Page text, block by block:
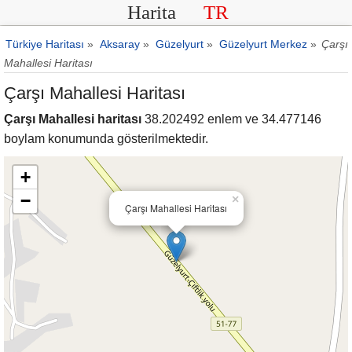
Harita TR
Türkiye Haritası » Aksaray » Güzelyurt » Güzelyurt Merkez » Çarşı
Mahallesi Haritası
Çarşı Mahallesi Haritası
Çarşı Mahallesi haritası 38.202492 enlem ve 34.477146
boylam konumunda gösterilmektedir.
Çarşı Mahallesi Haritası
×
+
−